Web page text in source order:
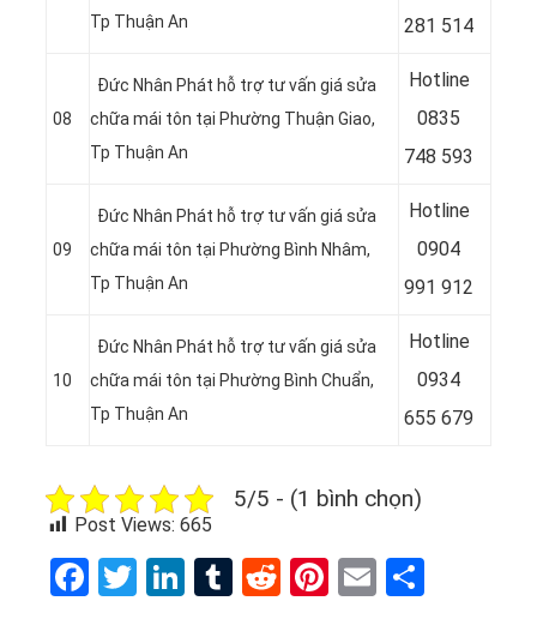
Tp Thuận An
281 514
08
Đức Nhân Phát hỗ trợ tư vấn giá sửa
chữa mái tôn tại Phường Thuận Giao,
Tp Thuận An
Hotline
0835
748 593
09
Đức Nhân Phát hỗ trợ tư vấn giá sửa
chữa mái tôn tại Phường Bình Nhâm,
Tp Thuận An
Hotline
0904
991 912
10
Đức Nhân Phát hỗ trợ tư vấn giá sửa
chữa mái tôn tại Phường Bình Chuẩn,
Tp Thuận An
Hotline
0934
655 679
5/5 - (1 bình chọn)
Post Views: 665
Facebook
Twitter
LinkedIn
Tumblr
RedditPinterest
Email